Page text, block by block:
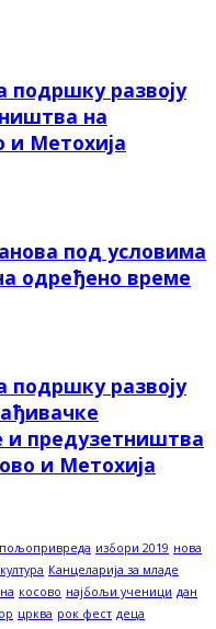
подршку развоју
на
и Метохија
под условима
одређено време
подршку развоју
и предузетништва
и Метохија
пољопривреда избори 2019 нова
култура Канцеларија за младе
косово најбољи ученици дан
црква рок фест деца